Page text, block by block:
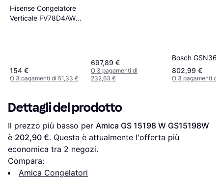
Hisense Congelatore
Verticale FV78D4AWE
154 €
O 3 pagamenti di 51,33 €
697,89 €
O 3 pagamenti di
232,63 €
Bosch
802,99 €
O 3 pagamenti di
Dettagli del prodotto
Il prezzo più basso per Amica GS 15198 W GS15198W
è 202,90 €. Questa è attualmente l'offerta più
economica tra 2 negozi.
Compara:
Amica Congelatori